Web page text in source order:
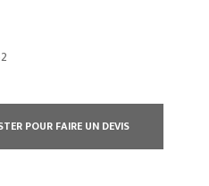
POUR FAIRE UN DEVIS